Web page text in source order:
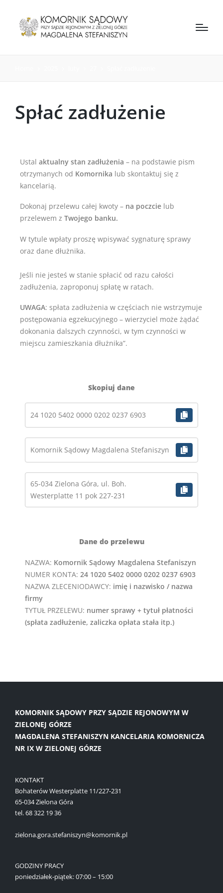
Spłać zadłużenie
Ustal aktualny stan zadłużenia – na podstawie pism
otrzymanych od Komornika lub skontaktuj się z
kancelarią.
Dokonaj przelewu całej kwoty – na poczcie lub
przelewem z Twojego banku.
W tytule wpłaty proszę wpisywać sygnaturę sprawy
oraz dane dłużnika.
Jeśli nie jesteś w stanie spłacić od razu całości
zadłużenia, zaproponuj spłatę w ratach.
UWAGA: spłata zadłużenia w częściach nie wstrzymuje
postępowania egzekucyjnego – wierzyciel może żądać
dokonania dalszych czynności, w tym czynności w
miejscu zamieszkania dłużnika”.
Skopiuj dane
24 1020 5402 0000 0202 0237 6903
Komornik Sądowy Magdalena Stefaniszyn
65-034 Zielona Góra, ul. Boh.
Westerplatte 11 pok 227-231
Dane do przelewu
NAZWA: Komornik Sądowy Magdalena Stefaniszyn
NUMER KONTA: 24 1020 5402 0000 0202 0237 6903
NAZWA ZLECENIODAWCY: imię i nazwisko / nazwa
firmy
TYTUŁ PRZELEWU: numer sprawy + tytuł płatności
(spłata zadłużenie, zaliczka opłata stała itp.)
KOMORNIK SĄDOWY PRZY SĄDZIE REJONOWYM W
ZIELONEJ GÓRZE
MAGDALENA STEFANISZYN KANCELARIA KOMORNICZA
NR IX W ZIELONEJ GÓRZE
KONTAKT
Bohaterów Westerplatte 11/227-231
65-034 Zielona Góra
tel. 68 322 19 36
zielona.gora.stefaniszyn@komornik.pl
GODZINY PRACY
poniedziałek-piątek: 07:00 – 15:00